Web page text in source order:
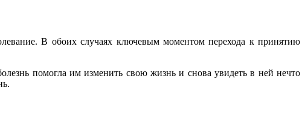
В обоих случаях ключевым моментом перехода к принятию
помогла им изменить свою жизнь и снова увидеть в ней нечто